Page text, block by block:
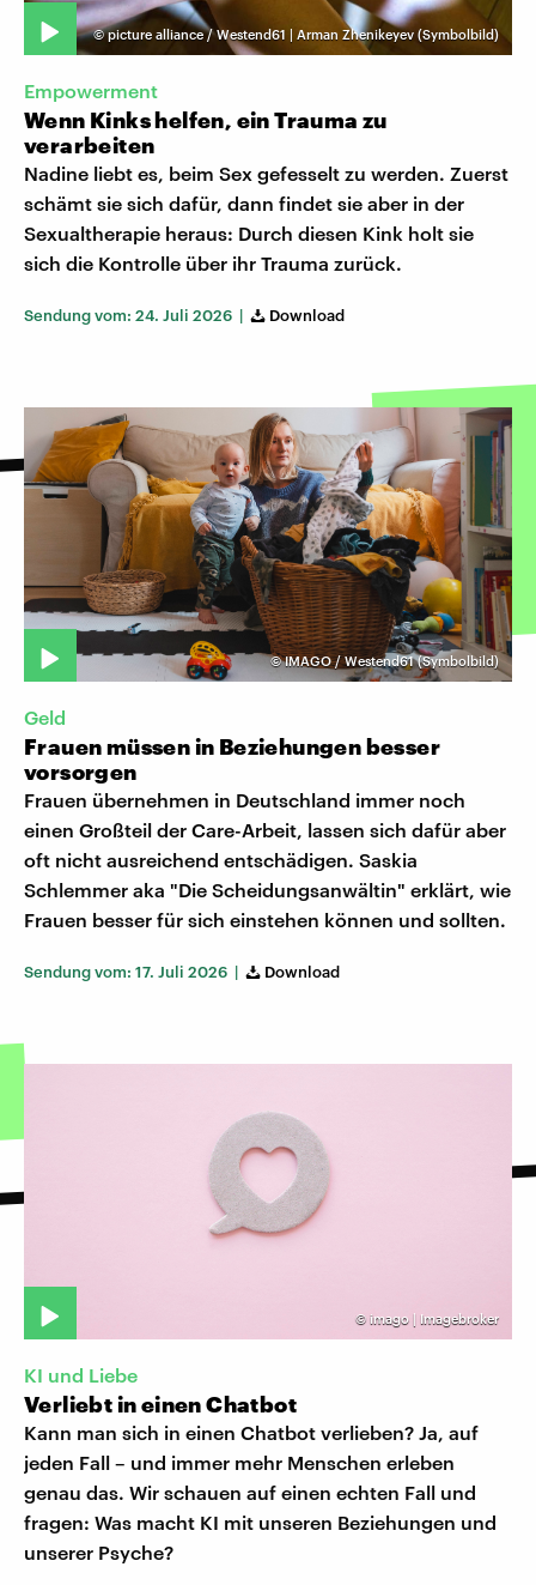
©picture alliance / Westend61 | Arman Zhenikeyev (Symbolbild)
Empowerment
Wenn Kinks helfen, ein Trauma zu
verarbeiten
Nadine liebt es, beim Sex gefesselt zu werden. Zuerst
schämt sie sich dafür, dann findet sie aber in der
Sexualtherapie heraus: Durch diesen Kink holt sie
sich die Kontrolle über ihr Trauma zurück.
Sendung vom: 24. Juli 2026 | Download
©IMAGO / Westend61 (Symbolbild)
Geld
Frauen müssen in Beziehungen besser
vorsorgen
Frauen übernehmen in Deutschland immer noch
einen Großteil der Care-Arbeit, lassen sich dafür aber
oft nicht ausreichend entschädigen. Saskia
Schlemmer aka "Die Scheidungsanwältin" erklärt, wie
Frauen besser für sich einstehen können und sollten.
Sendung vom: 17. Juli 2026 | Download
© imago | Imagebroker
KI und Liebe
Verliebt in einen Chatbot
Kann man sich in einen Chatbot verlieben? Ja, auf
jeden Fall – und immer mehr Menschen erleben
genau das. Wir schauen auf einen echten Fall und
fragen: Was macht KI mit unseren Beziehungen und
unserer Psyche?